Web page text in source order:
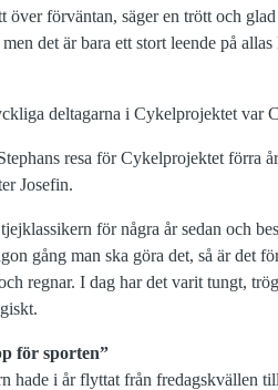
över förväntan, säger en trött och
det är bara ett stort leende på
deltagarna i Cykelprojektet var
resa för Cykelprojektet förra
Josefin.
för några år sedan och
gång man ska göra det, så är det
regnar. I dag har det varit tungt,
för sporten”
hade i år flyttat från fredagskvällen